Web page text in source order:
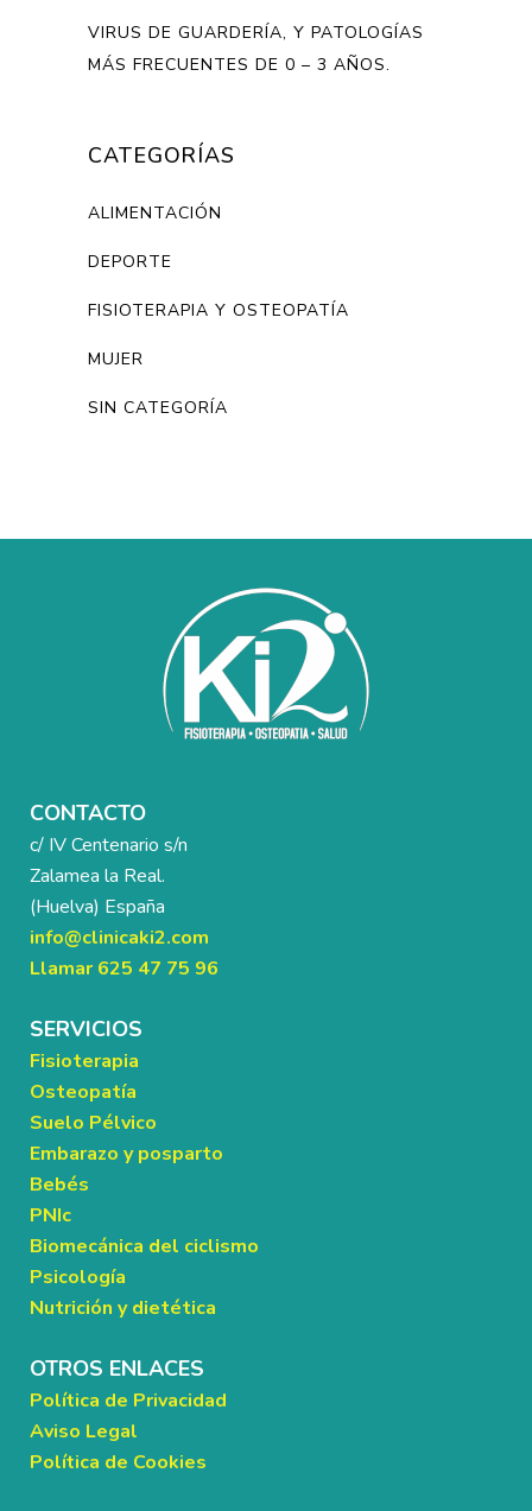
VIRUS DE GUARDERÍA, Y PATOLOGÍAS
MÁS FRECUENTES DE 0 – 3 AÑOS.
CATEGORÍAS
ALIMENTACIÓN
DEPORTE
FISIOTERAPIA Y OSTEOPATÍA
MUJER
SIN CATEGORÍA
CONTACTO
c/ IV Centenario s/n
Zalamea la Real.
(Huelva) España
info@clinicaki2.com
Llamar 625 47 75 96
SERVICIOS
Fisioterapia
Osteopatía
Suelo Pélvico
Embarazo y posparto
Bebés
PNIc
Biomecánica del ciclismo
Psicología
Nutrición y dietética
OTROS ENLACES
Política de Privacidad
Aviso Legal
Política de Cookies